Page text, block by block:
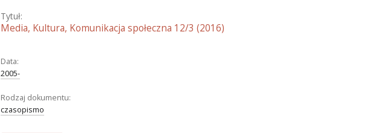
Tytuł:
Media, Kultura, Komunikacja społeczna 12/3 (2016)
Data:
2005-
Rodzaj dokumentu:
czasopismo